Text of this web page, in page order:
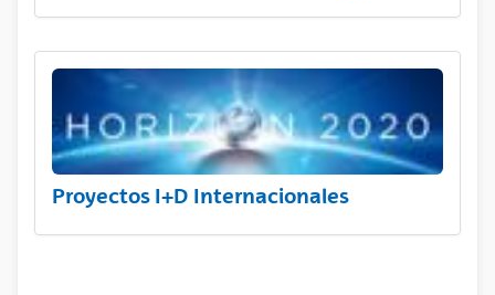
Proyectos I+D Internacionales